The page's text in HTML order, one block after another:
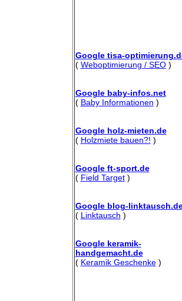
Google tisa-
( Weboptimierung / SEO)
Google baby-infos.net
( Baby Informationen )
Google holz-mieten.de
( Holzmiete bauen?! )
Google ft-sport.de
( Field Target)
Google blog-
( Linktausch )
Google keramik-
handgemacht.de
( Keramik Geschenke)